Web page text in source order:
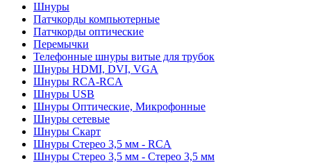
Шнуры
Патчкорды компьютерные
Патчкорды оптические
Перемычки
Телефонные шнуры витые для трубок
Шнуры HDMI, DVI, VGA
Шнуры RCA-RCA
Шнуры USB
Шнуры Оптические, Микрофонные
Шнуры сетевые
Шнуры Скарт
Шнуры Стерео 3,5 мм - RCA
Шнуры Стерео 3,5 мм - Стерео 3,5 мм